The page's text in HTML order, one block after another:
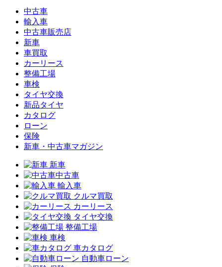
中古車
輸入車
中古車販売店
新車
車買取
カーリース
整備工場
車検
タイヤ交換
新品タイヤ
カタログ
ローン
保険
新車・中古車マガジン
新車
中古車
輸入車
クルマ買取
カーリース
タイヤ交換
整備工場
車検
車カタログ
自動車ローン